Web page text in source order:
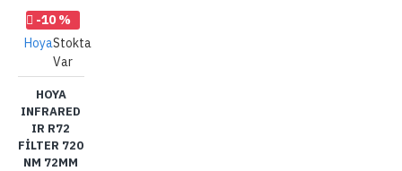
-10 %
HoyaStokta
Var
HOYA
INFRARED
IR R72
FILTER 720
NM 72MM